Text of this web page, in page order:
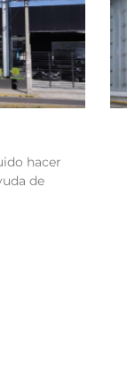
hacer
de